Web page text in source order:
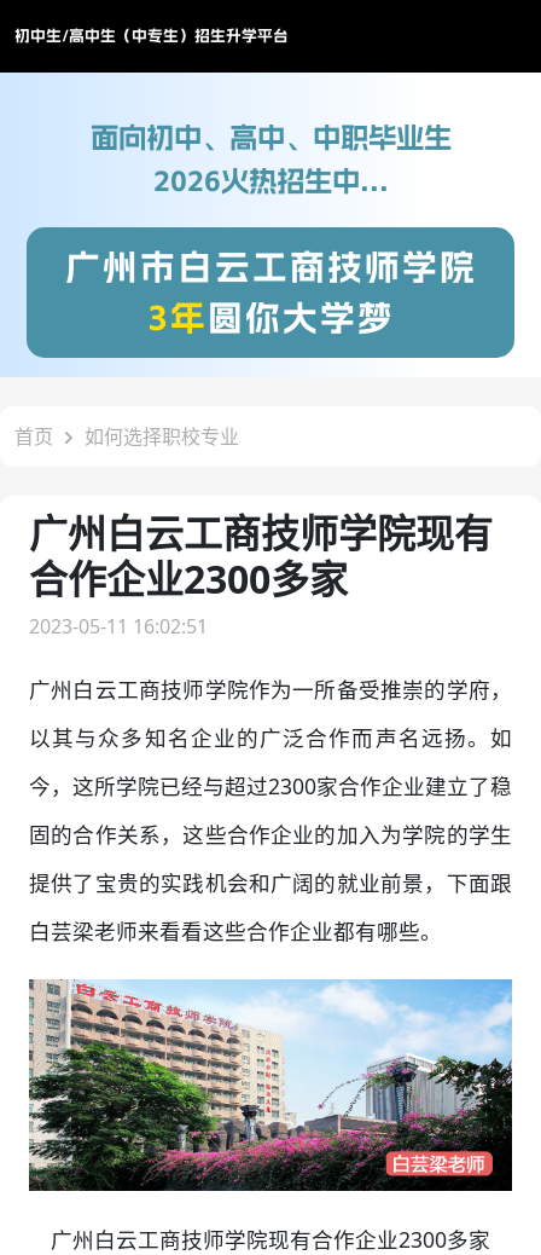
初中生/高中生（中专生）招生升学平台
面向初中、高中、中职毕业生
2026火热招生中...
广州市白云工商技师学院
3年圆你大学梦
首页 如何选择职校专业
广州白云工商技师学院现有
合作企业2300多家
2023-05-11 16:02:51
广州白云工商技师学院作为一所备受推崇的学府，
以其与众多知名企业的广泛合作而声名远扬。如
今，这所学院已经与超过2300家合作企业建立了稳
固的合作关系，这些合作企业的加入为学院的学生
提供了宝贵的实践机会和广阔的就业前景，下面跟
白芸梁老师来看看这些合作企业都有哪些。
广州白云工商技师学院现有合作企业2300多家